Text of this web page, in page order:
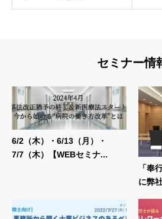
セミナー情
6/2（木）・6/13（月）・
7/7（木）【WEBセミナ...
「奉
に弊